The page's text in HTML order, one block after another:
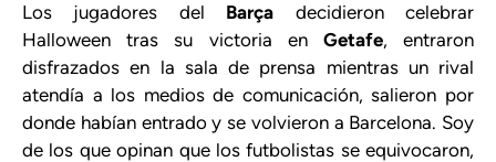
Los jugadores del Barça decidieron celebrar
Halloween tras su victoria en Getafe, entraron
disfrazados en la sala de prensa mientras un rival
atendía a los medios de comunicación, salieron por
donde habían entrado y se volvieron a Barcelona. Soy
de los que opinan que los futbolistas se equivocaron,